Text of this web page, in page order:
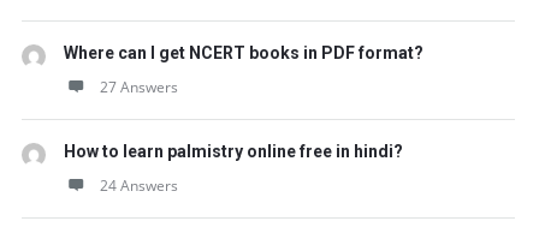
Where can I get NCERT books in PDF format?
27 Answers
How to learn palmistry online free in hindi?
24 Answers